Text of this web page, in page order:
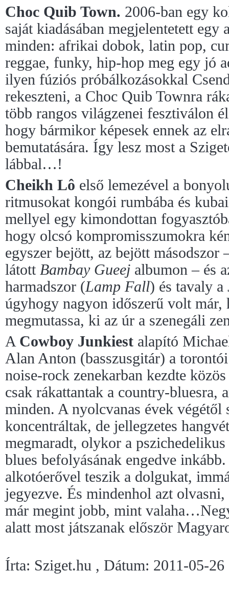
Choc Quib Town. 2006-ban egy
saját kiadásában megjelentetett egy
minden: afrikai dobok, latin pop,
reggae, funky, hip-hop meg egy jó
ilyen fúziós próbálkozásokkal
rekeszteni, a Choc Quib Townra
több rangos világzenei fesztiválon
hogy bármikor képesek ennek az
bemutatására. Így lesz most a
lábbal…!
Cheikh Lô első lemezével a
ritmusokat kongói rumbába és
mellyel egy kimondottan
hogy olcsó kompromisszumokra
egyszer bejött, az bejött másodszor
látott Bambay Gueej albumon – és
harmadszor (Lamp Fall) és tavaly a
úgyhogy nagyon időszerű volt már,
megmutassa, ki az úr a szenegáli
A Cowboy Junkiest alapító
Alan Anton (basszusgitár) a
noise-rock zenekarban kezdte
csak rákattantak a country-bluesra,
minden. A nyolcvanas évek végétől
koncentráltak, de jellegzetes
megmaradt, olykor a
blues befolyásának engedve
alkotóerővel teszik a dolgukat,
jegyezve. És mindenhol azt
már megint jobb, mint
alatt most játszanak először
Írta: Sziget.hu , Dátum: 2011-05-26